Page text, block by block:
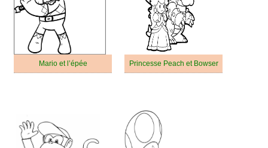
Mario et l’épée Princesse Peach et Bowser